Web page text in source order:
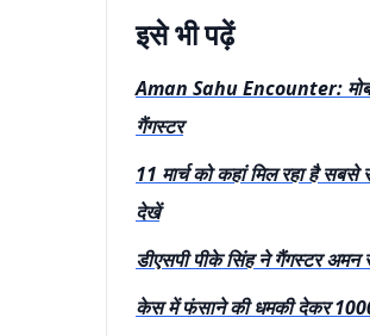
इसे भी पढ़ें
Aman Sahu Encounter:
गैंगस्टर
11 मार्च को कहां मिल रहा है
देखें
डीएसपी पीके सिंह ने गैंगस्टर अमन
केस में फंसाने की धमकी देकर